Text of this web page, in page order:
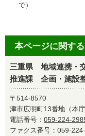
で）
本ページに関す
三重県 地域連携・
推進課 企画・施設
〒514-8570
津市広明町13番地（本庁
電話番号： 059-224-
ファクス番号：059-